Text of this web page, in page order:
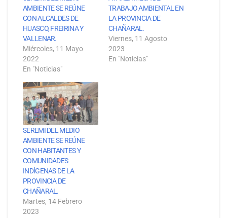
AMBIENTE SE REÚNE
CON ALCALDES DE
HUASCO, FREIRINA Y
VALLENAR.
Miércoles, 11 Mayo
2022
En "Noticias"
TRABAJO AMBIENTAL EN
LA PROVINCIA DE
CHAÑARAL.
Viernes, 11 Agosto
2023
En "Noticias"
SEREMI DEL MEDIO
AMBIENTE SE REÚNE
CON HABITANTES Y
COMUNIDADES
INDÍGENAS DE LA
PROVINCIA DE
CHAÑARAL.
Martes, 14 Febrero
2023